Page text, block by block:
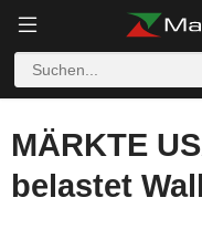
MÄRKTE
belastet